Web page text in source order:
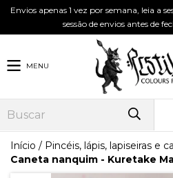
Envios apenas 1 vez por semana, leia a
sessão de envios antes de
MENU
Início / Pincéis, lápis, lapiseiras e
Caneta nanquim - Kuretake